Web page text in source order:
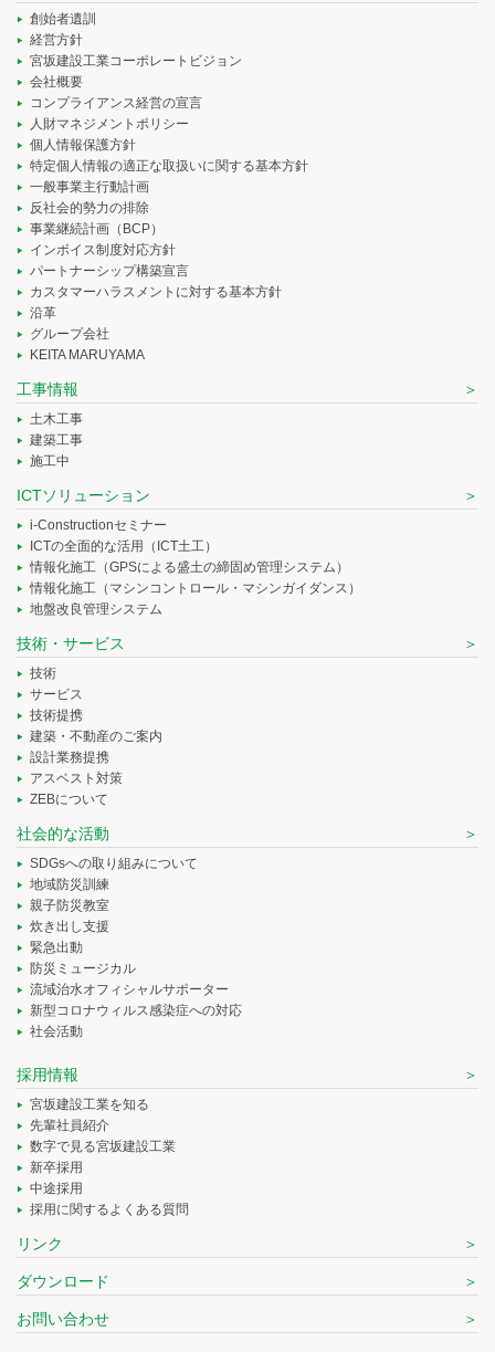
創始者遺訓
経営方針
宮坂建設工業コーポレートビジョン
会社概要
コンプライアンス経営の宣言
人財マネジメントポリシー
個人情報保護方針
特定個人情報の適正な取扱いに関する基本方針
一般事業主行動計画
反社会的勢力の排除
事業継続計画（BCP）
インボイス制度対応方針
パートナーシップ構築宣言
カスタマーハラスメントに対する基本方針
沿革
グループ会社
KEITA MARUYAMA
工事情報
土木工事
建築工事
施工中
ICTソリューション
i-Constructionセミナー
ICTの全面的な活用（ICT土工）
情報化施工（GPSによる盛土の締固め管理システム）
情報化施工（マシンコントロール・マシンガイダンス）
地盤改良管理システム
技術・サービス
技術
サービス
技術提携
建築・不動産のご案内
設計業務提携
アスベスト対策
ZEBについて
社会的な活動
SDGsへの取り組みについて
地域防災訓練
親子防災教室
炊き出し支援
緊急出動
防災ミュージカル
流域治水オフィシャルサポーター
新型コロナウィルス感染症への対応
社会活動
採用情報
宮坂建設工業を知る
先輩社員紹介
数字で見る宮坂建設工業
新卒採用
中途採用
採用に関するよくある質問
リンク
ダウンロード
お問い合わせ